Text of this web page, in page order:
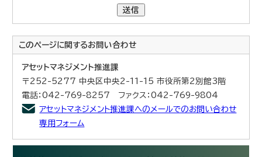
送信
このページに関するお問い合わせ
アセットマネジメント推進課
〒252-5277 中央区中央2-11-15 市役所第2別館3階
電話：042-769-8257 ファクス：042-769-9804
アセットマネジメント推進課へのメールでのお問い合わせ
専用フォーム